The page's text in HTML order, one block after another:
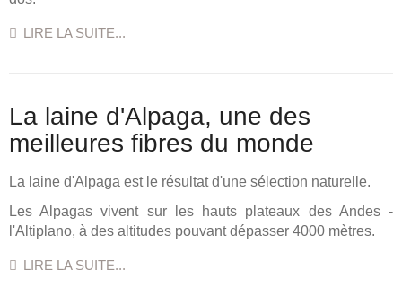
LIRE LA SUITE...
La laine d'Alpaga, une des
meilleures fibres du monde
La laine d'Alpaga est le résultat d'une sélection naturelle.
Les Alpagas vivent sur les hauts plateaux des Andes -
l'Altiplano, à des altitudes pouvant dépasser 4000 mètres.
LIRE LA SUITE...